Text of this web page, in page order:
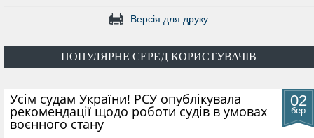
Версія для друку
ПОПУЛЯРНЕ СЕРЕД КОРИСТУВАЧІВ
02
бер
​Усім судам України! РСУ опублікувала
рекомендації щодо роботи судів в умовах
воєнного стану